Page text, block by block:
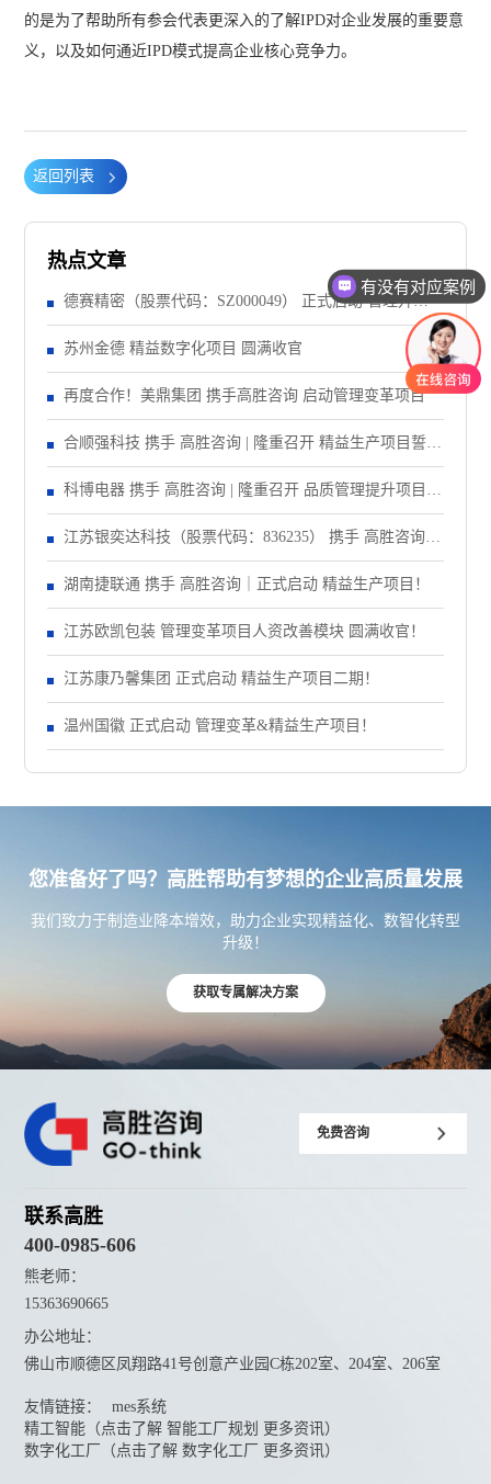
的是为了帮助所有参会代表更深入的了解IPD对企业发展的重要意
义，以及如何通近IPD模式提高企业核心竞争力。
返回列表
热点文章
德赛精密（股票代码：SZ000049） 正式启动 管理升级&
精益注塑项目！
苏州金德 精益数字化项目 圆满收官
再度合作！美鼎集团 携手高胜咨询 启动管理变革项目
合顺强科技 携手 高胜咨询 | 隆重召开 精益生产项目誓师
大会！
科博电器 携手 高胜咨询 | 隆重召开 品质管理提升项目启
动大会！
江苏银奕达科技（股票代码：836235） 携手 高胜咨询｜
正式启动 管理变革项目
湖南捷联通 携手 高胜咨询｜正式启动 精益生产项目！
江苏欧凯包装 管理变革项目人资改善模块 圆满收官！
江苏康乃馨集团 正式启动 精益生产项目二期！
温州国徽 正式启动 管理变革&精益生产项目！
您准备好了吗？高胜帮助有梦想的企业高质量发展
我们致力于制造业降本增效，助力企业实现精益化、数智化转型
升级！
获取专属解决方案
免费咨询
联系高胜
400-0985-606
熊老师：
15363690665
办公地址：
佛山市顺德区凤翔路41号创意产业园C栋202室、204室、206室
友情链接：
mes系统
精工智能（点击了解 智能工厂规划 更多资讯）
数字化工厂（点击了解 数字化工厂 更多资讯）
有没有对应案例